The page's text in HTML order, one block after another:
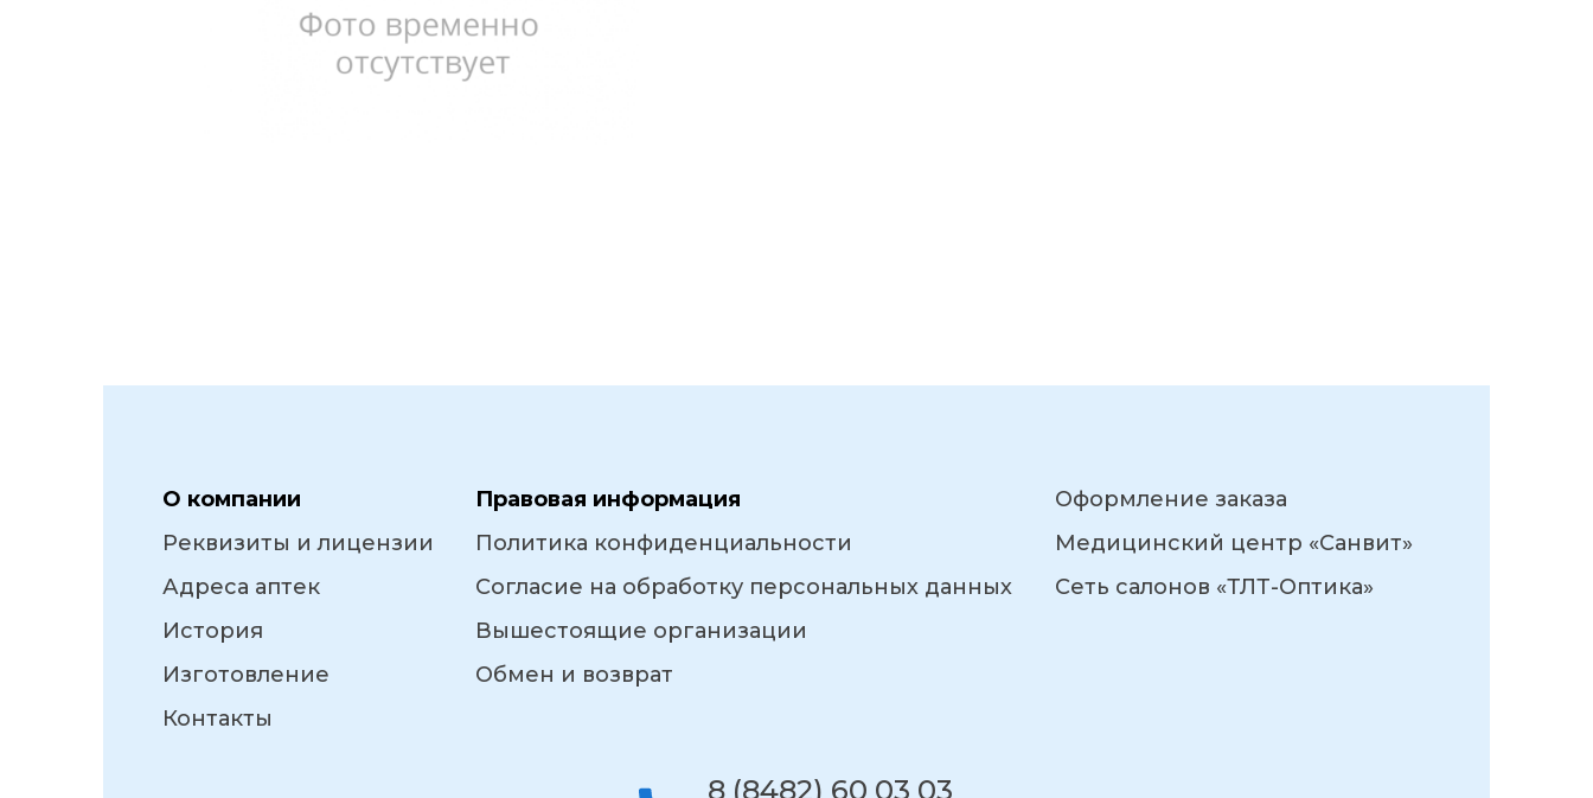
О компании
Реквизиты и лицензии
Адреса аптек
История
Изготовление
Контакты
Правовая информация
Политика конфиденциальности
Согласие на обработку персональных данных
Вышестоящие организации
Обмен и возврат
Оформление заказа
Медицинский центр «Санвит»
Сеть салонов «ТЛТ-Оптика»
8 (8482) 60 03 03